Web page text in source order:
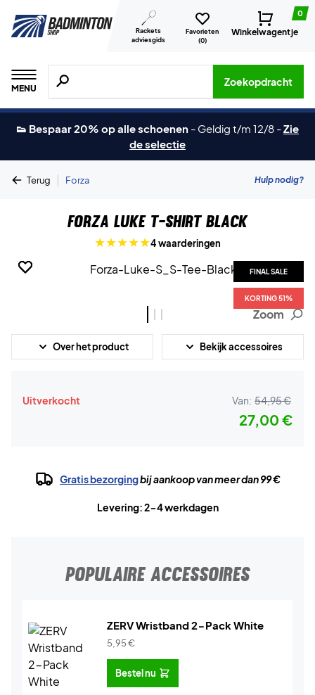
Rackets
adviesgids
Favorieten
(0)
0
Winkelwagentje
MENU
Zoeken naar producten, merken etc.
Zoekopdracht
👟 Bespaar 20% op alle schoenen - Geldig t/m 12/8 -Zie
de selectie
Terug | Forza Hulp nodig?
Forza Luke T-shirt Black
4 waarderingen
FINAL SALE
KORTING 51%
FINAL SALE
KORTING 51%
FINAL SALE
KORTING 51%
Zoom
Over het product Bekijk accessoires
Uitverkocht Van: 54,95 €
27,00 €
Gratis bezorgingbij aankoop van meer dan 99 €
Levering: 2-4 werkdagen
POPULAIRE ACCESSOIRES
ZERV Wristband 2-Pack White
5,95€
Bestel nu